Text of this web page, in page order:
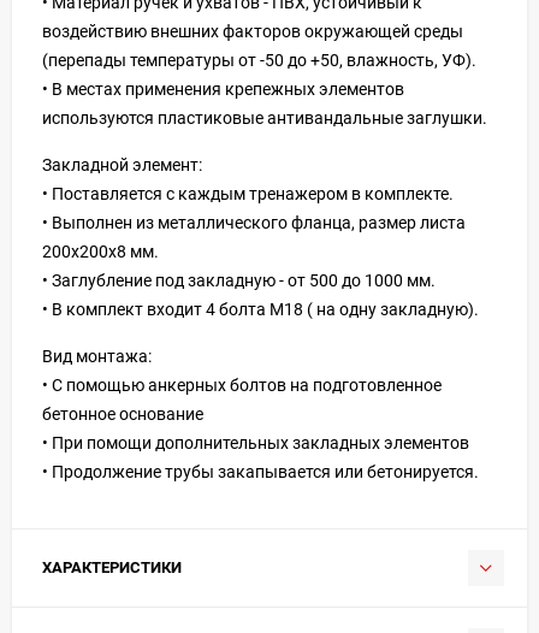
воздействию внешних факторов окружающей среды
(перепады температуры от -50 до +50, влажность, УФ).
• В местах применения крепежных элементов
используются пластиковые антивандальные заглушки.
Закладной элемент:
• Поставляется с каждым тренажером в комплекте.
• Выполнен из металлического фланца, размер листа
200х200х8 мм.
• Заглубление под закладную - от 500 до 1000 мм.
• В комплект входит 4 болта M18 ( на одну закладную).
Вид монтажа:
• С помощью анкерных болтов на подготовленное
бетонное основание
• При помощи дополнительных закладных элементов
• Продолжение трубы закапывается или бетонируется.
ХАРАКТЕРИСТИКИ